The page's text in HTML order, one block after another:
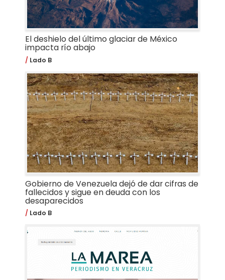
El deshielo del último glaciar de México
impacta río abajo
Lado B
Gobierno de Venezuela dejó de dar cifras de
fallecidos y sigue en deuda con los
desaparecidos
Lado B